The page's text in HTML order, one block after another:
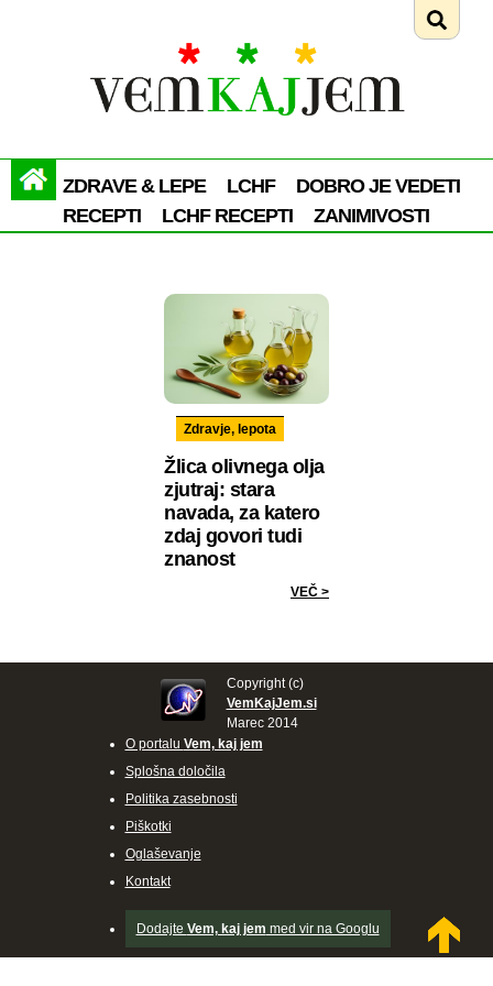
ZDRAVE & LEPE LCHF
DOBRO JE VEDETI
RECEPTI
LCHF RECEPTI ZANIMIVOSTI
Zdravje, lepota
Žlica olivnega olja
zjutraj: stara
navada, za katero
zdaj govori tudi
znanost
VEČ >
Copyright (c)
VemKajJem.si
Marec 2014
O portalu Vem, kaj jem
Splošna določila
Politika zasebnosti
Piškotki
Oglaševanje
Kontakt
Dodajte Vem, kaj jem med vir na Googlu